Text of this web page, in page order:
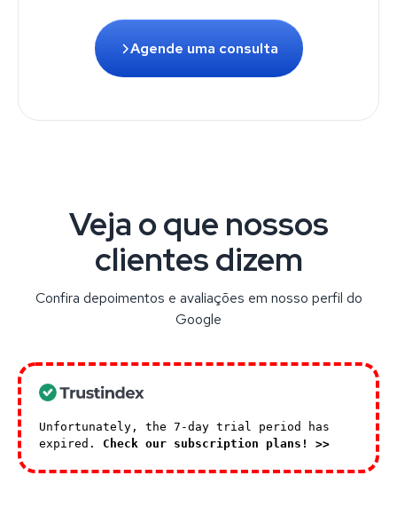
Agende uma consulta
Veja o que nossos
clientes dizem
Confira depoimentos e avaliações em nosso perfil do
Google
Unfortunately, the 7-day trial period has
expired. Check our subscription plans! >>